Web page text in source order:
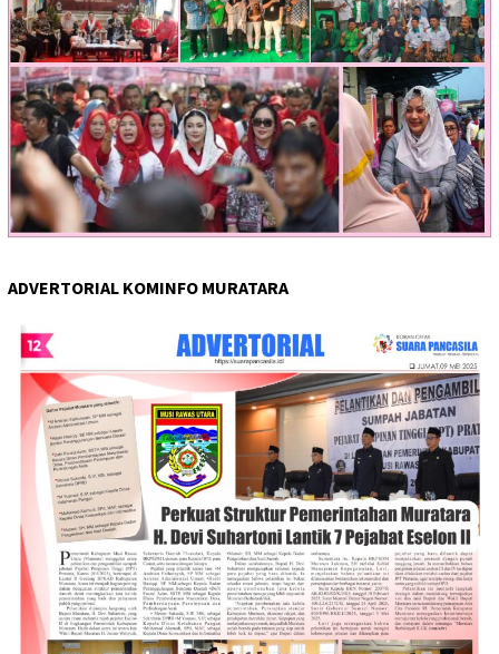
ADVERTORIAL KOMINFO MURATARA